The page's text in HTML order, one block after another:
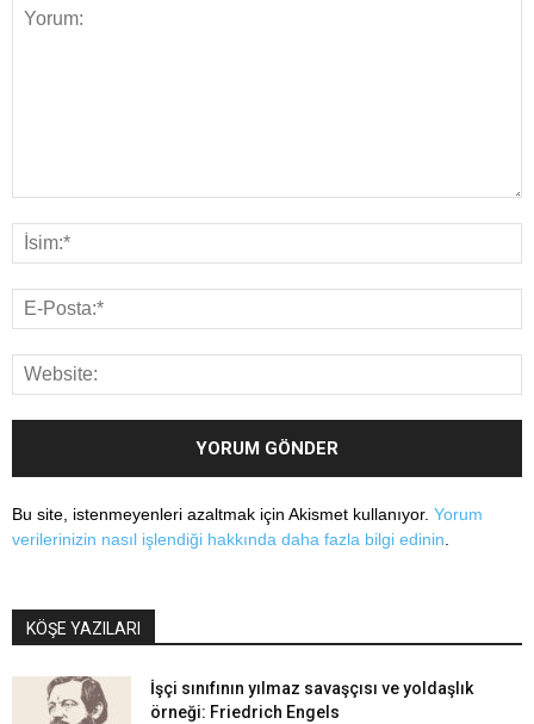
Bu site, istenmeyenleri azaltmak için Akismet kullanıyor. Yorum
verilerinizin nasıl işlendiği hakkında daha fazla bilgi edinin.
KÖŞE YAZILARI
İşçi sınıfının yılmaz savaşçısı ve yoldaşlık
örneği: Friedrich Engels